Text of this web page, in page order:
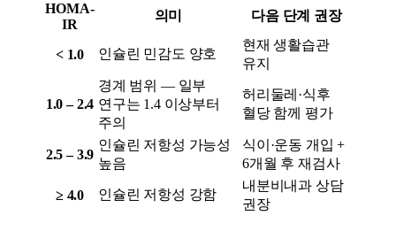
HOMA-
IR
의미 다음 단계 권장
< 1.0 인슐린 민감도 양호
현재 생활습관
유지
1.0 – 2.4
경계 범위 — 일부
연구는 1.4 이상부터
주의
허리둘레·식후
혈당 함께 평가
2.5 – 3.9
인슐린 저항성 가능성
높음
식이·운동 개입 +
6개월 후 재검사
≥ 4.0 인슐린 저항성 강함
내분비내과 상담
권장